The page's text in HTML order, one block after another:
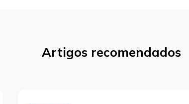
Artigos recomendados